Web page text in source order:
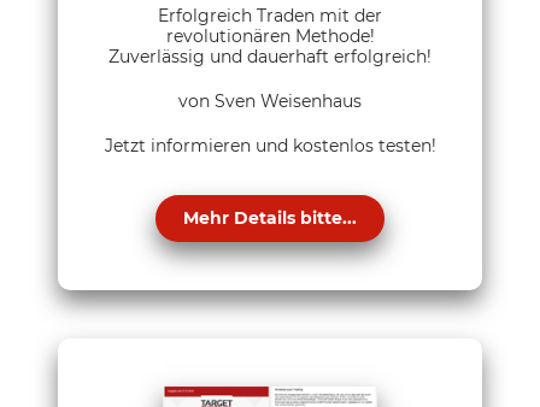
Erfolgreich Traden mit der
revolutionären Methode!
Zuverlässig und dauerhaft erfolgreich!
von Sven Weisenhaus
Jetzt informieren und kostenlos testen!
Mehr Details bitte...